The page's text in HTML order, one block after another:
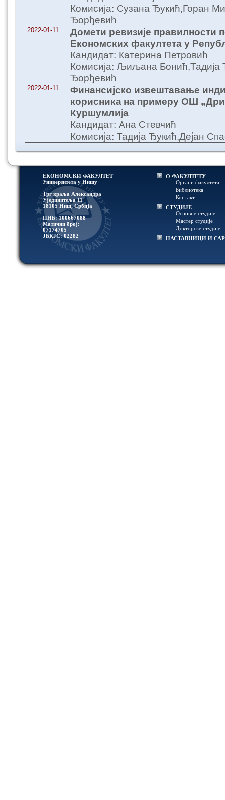
Комисија: Сузана Ђукић,Горан
Ђорђевић
2022-01-11
Домети ревизије правилности
Економских факултета у
Кандидат: Катерина Петровић
Комисија: Љиљана
Ђорђевић
2022-01-11
Финансијско извештавање
корисника на примеру ОШ
Куршумлија
Кандидат: Ана Стевчић
Комисија: Тадија Ђукић,Дејан
ЕКОНОМСКИ ФАКУЛТЕТ
Универзитетa у Нишу
Трг краља Александра
Ујединитеља 11
18105 Ниш, Србија
ПИБ: 100667088
Матични број:
07174705
ЈБКЈС: 02282
О ФАКУЛТЕТУ
Органи факултета
Библиотека
Контакт
СТУДИЈЕ
Основне студије
Мастер студије
Докторске студије
НАСТАВНИЦИ И